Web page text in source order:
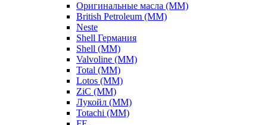
Оригинальные масла (ММ)
British Petroleum (ММ)
Neste
Shell Германия
Shell (ММ)
Valvoline (ММ)
Total (ММ)
Lotos (ММ)
ZiC (ММ)
Лукойл (ММ)
Totachi (MM)